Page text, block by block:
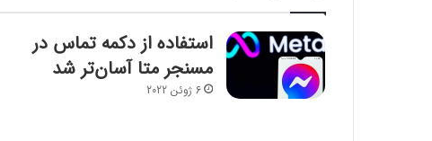
استفاده از دکمه تماس در
مسنجر متا آسان‌تر شد
6 ژوئن 2022